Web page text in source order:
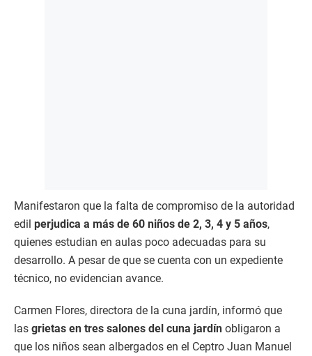
Manifestaron que la falta de compromiso de la autoridad
edil perjudica a más de 60 niños de 2, 3, 4 y 5 años,
quienes estudian en aulas poco adecuadas para su
desarrollo. A pesar de que se cuenta con un expediente
técnico, no evidencian avance.
Carmen Flores, directora de la cuna jardín, informó que
las grietas en tres salones del cuna jardín obligaron a
que los niños sean albergados en el Ceptro Juan Manuel